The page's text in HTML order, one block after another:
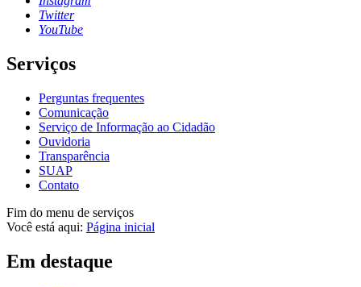
Twitter
YouTube
Serviços
Perguntas frequentes
Comunicação
Serviço de Informação ao Cidadão
Ouvidoria
Transparência
SUAP
Contato
Fim do menu de serviços
Você está aqui: Página inicial
Em destaque